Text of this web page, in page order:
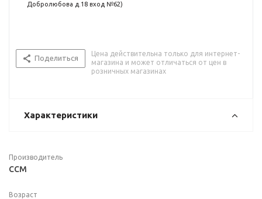
Добролюбова д.18 вход №62)
Поделиться
Цена действительна только для интернет-
магазина и может отличаться от цен в
розничных магазинах
Характеристики
Производитель
CCM
Возраст